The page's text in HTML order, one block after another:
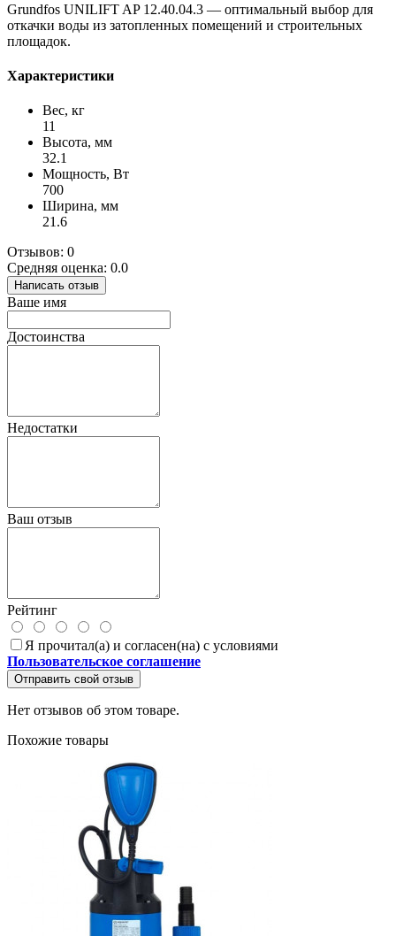
Grundfos UNILIFT AP 12.40.04.3 — оптимальный выбор для
откачки воды из затопленных помещений и строительных
площадок.
Характеристики
Вес, кг
11
Высота, мм
32.1
Мощность, Вт
700
Ширина, мм
21.6
Отзывов: 0
Средняя оценка: 0.0
Написать отзыв
Ваше имя
Достоинства
Недостатки
Ваш отзыв
Рейтинг
Я прочитал(а) и согласен(на) с условиями
Пользовательское соглашение
Отправить свой отзыв
Нет отзывов об этом товаре.
Похожие товары